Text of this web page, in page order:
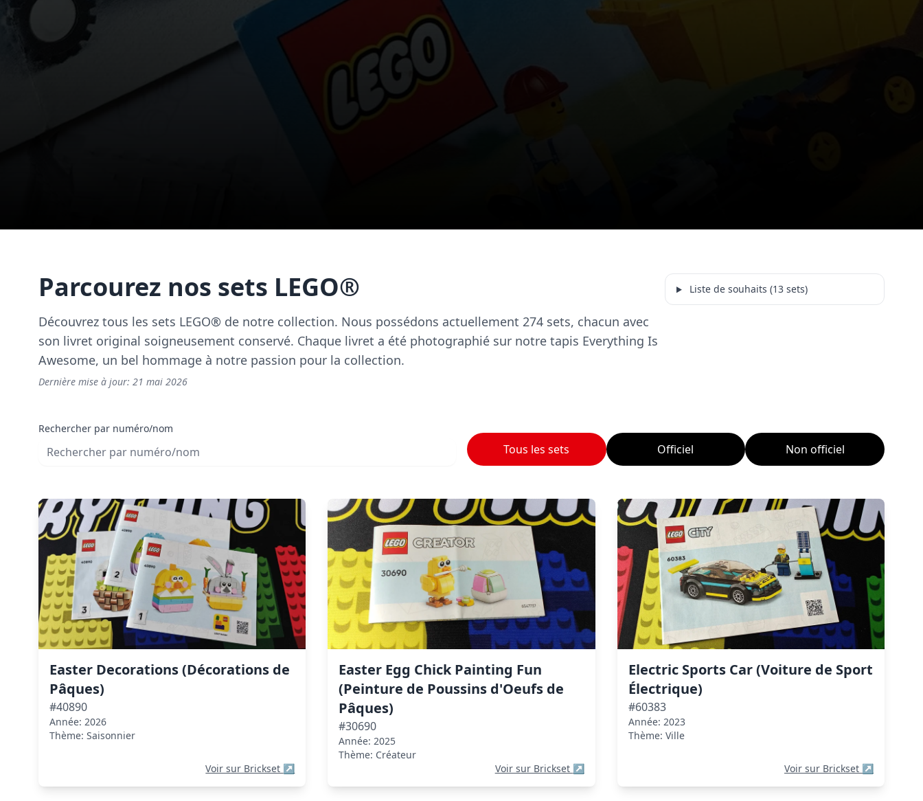
Parcourez nos sets LEGO®
Découvrez tous les sets LEGO® de notre collection. Nous possédons actuellement 274 sets, chacun avec
son livret original soigneusement conservé. Chaque livret a été photographié sur notre tapis Everything Is
Awesome, un bel hommage à notre passion pour la collection.
Dernière mise à jour: 21 mai 2026
Liste de souhaits (13 sets)
Rechercher par numéro/nom
Tous les sets Officiel Non officiel
Easter Decorations (Décorations de
Pâques)
#40890
Année: 2026
Thème: Saisonnier
Voir sur Brickset ↗
Easter Egg Chick Painting Fun
(Peinture de Poussins d'Oeufs de
Pâques)
#30690
Année: 2025
Thème: Créateur
Voir sur Brickset ↗
Electric Sports Car (Voiture de Sport
Électrique)
#60383
Année: 2023
Thème: Ville
Voir sur Brickset ↗